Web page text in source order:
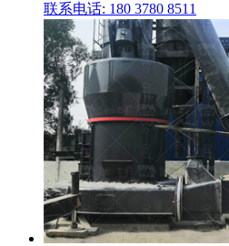
联系电话: 180 3780 8511